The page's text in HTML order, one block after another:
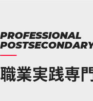
PROFESSIONAL
職業実践専